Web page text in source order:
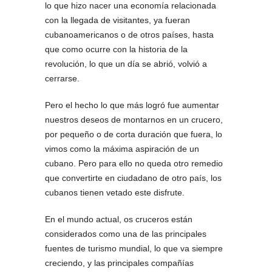
lo que hizo nacer una economía relacionada
con la llegada de visitantes, ya fueran
cubanoamericanos o de otros países, hasta
que como ocurre con la historia de la
revolución, lo que un día se abrió, volvió a
cerrarse.
Pero el hecho lo que más logró fue aumentar
nuestros deseos de montarnos en un crucero,
por pequeño o de corta duración que fuera, lo
vimos como la máxima aspiración de un
cubano. Pero para ello no queda otro remedio
que convertirte en ciudadano de otro país, los
cubanos tienen vetado este disfrute.
En el mundo actual, os cruceros están
considerados como una de las principales
fuentes de turismo mundial, lo que va siempre
creciendo, y las principales compañías